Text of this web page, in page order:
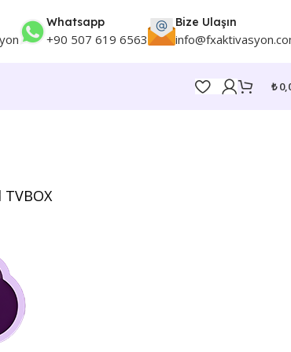
Whatsapp
+90 507 619 6563
Bize Ulaşın
₺